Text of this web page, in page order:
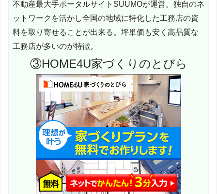
不動産最大手ポータルサイトSUUMOが運営。独自のネ
ットワークを活かし全国の地域に特化した工務店の資
料を取り寄せることが出来る。坪単価も安く高品質な
工務店が多いのが特徴。
③HOME4U家づくりのとびら